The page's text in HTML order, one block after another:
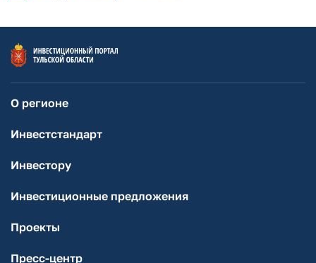
О регионе
Инвестстандарт
Инвестору
Инвестиционные предложения
Проекты
Пресс-центр